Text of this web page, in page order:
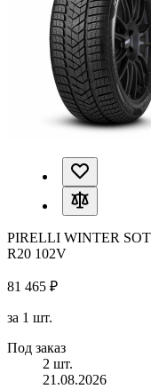
PIRELLI WINTER
R20 102V
81 465 ₽
за 1 шт.
Под заказ
2 шт.
21.08.2026